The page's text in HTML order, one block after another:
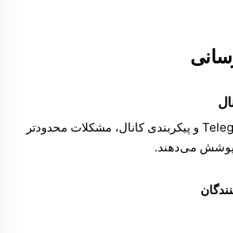
و پیکربندی کانال، مشکلات محدودتر
پوشش می‌دهند.